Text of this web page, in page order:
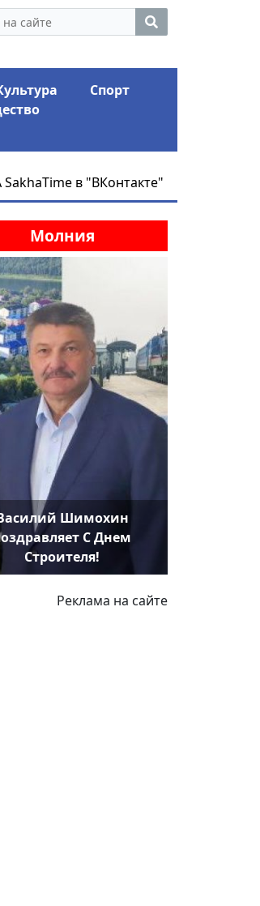
или
03.08.2026
Спорт
SakhaTime в "ВКонтакте"
Молния
Шимохин
С Днем
Строителя!
Реклама на сайте